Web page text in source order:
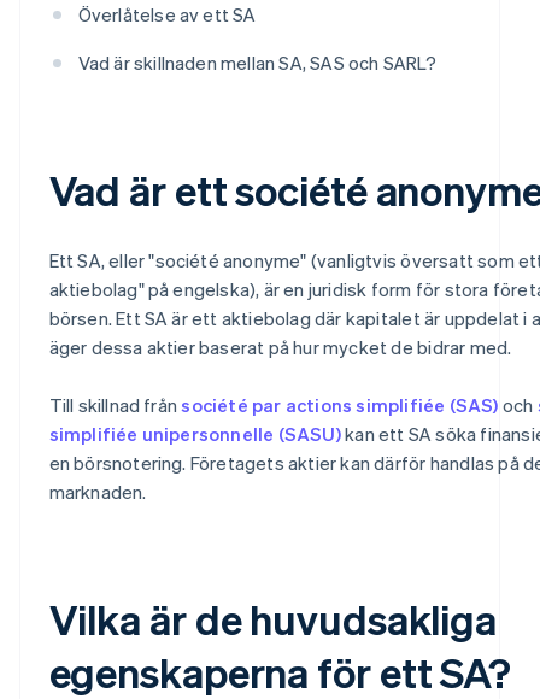
Överlåtelse av ett SA
Vad är skillnaden mellan SA, SAS och SARL?
Vad är ett société
Ett SA, eller "société anonyme" (vanligtvis översatt som
aktiebolag" på engelska), är en juridisk form för stora
börsen. Ett SA är ett aktiebolag där kapitalet är uppdelat i
äger dessa aktier baserat på hur mycket de bidrar med.
Till skillnad frånsociété par actions simplifiée (SAS) och
simplifiée unipersonnelle (SASU)kan ett SA söka
en börsnotering. Företagets aktier kan därför handlas på
marknaden.
Vilka är de huvudsakliga
egenskaperna för ett SA?